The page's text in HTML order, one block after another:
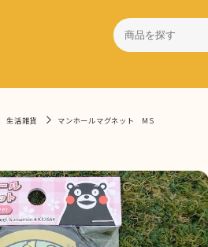
生活雑貨 マンホールマグネット MS